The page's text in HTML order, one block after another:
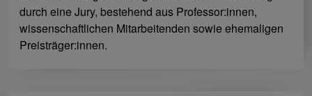
durch eine Jury, bestehend aus Professor:innen,
wissenschaftlichen Mitarbeitenden sowie ehemaligen
Preisträger:innen.